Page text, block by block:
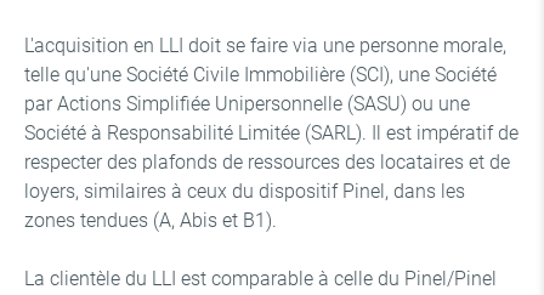
L'acquisition en LLI doit se faire via une personne morale,
telle qu'une Société Civile Immobilière (SCI), une Société
par Actions Simplifiée Unipersonnelle (SASU) ou une
Société à Responsabilité Limitée (SARL). Il est impératif de
respecter des plafonds de ressources des locataires et de
loyers, similaires à ceux du dispositif Pinel, dans les
zones tendues (A, Abis et B1).
La clientèle du LLI est comparable à celle du Pinel/Pinel